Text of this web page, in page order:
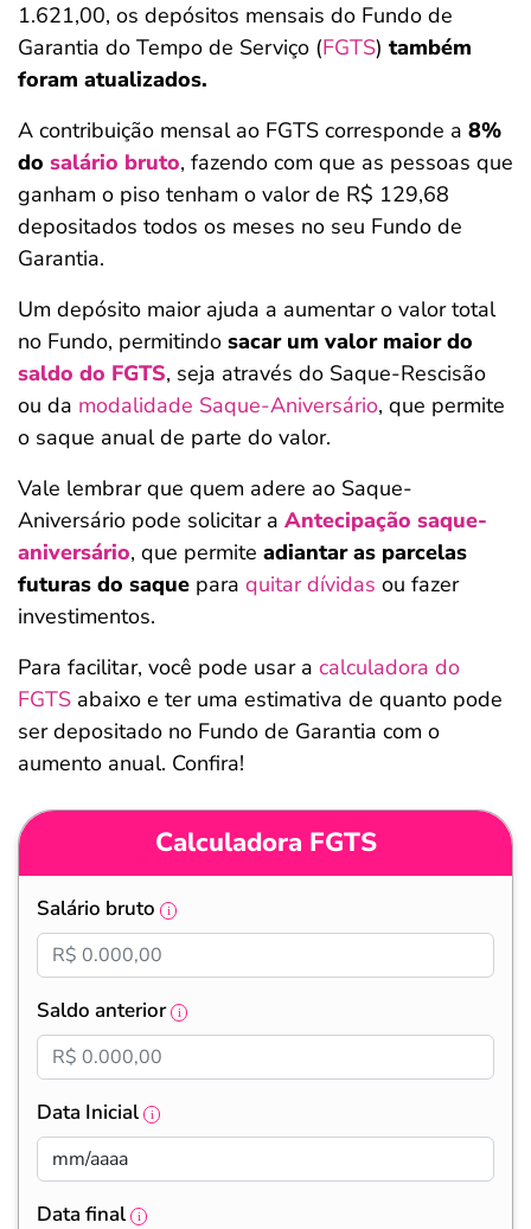
1.621,00, os depósitos mensais do Fundo de
Garantia do Tempo de Serviço (FGTS) também
foram atualizados.
A contribuição mensal ao FGTS corresponde a 8%
do salário bruto, fazendo com que as pessoas que
ganham o piso tenham o valor de R$ 129,68
depositados todos os meses no seu Fundo de
Garantia.
Um depósito maior ajuda a aumentar o valor total
no Fundo, permitindo sacar um valor maior do
saldo do FGTS, seja através do Saque-Rescisão
ou da modalidade Saque-Aniversário, que permite
o saque anual de parte do valor.
Vale lembrar que quem adere ao Saque-
Aniversário pode solicitar a Antecipação saque-
aniversário, que permite adiantar as parcelas
futuras do saque para quitar dívidas ou fazer
investimentos.
Para facilitar, você pode usar a calculadora do
FGTS abaixo e ter uma estimativa de quanto pode
ser depositado no Fundo de Garantia com o
aumento anual. Confira!
Calculadora FGTS
Salário bruto
Saldo anterior
Data Inicial
Data final